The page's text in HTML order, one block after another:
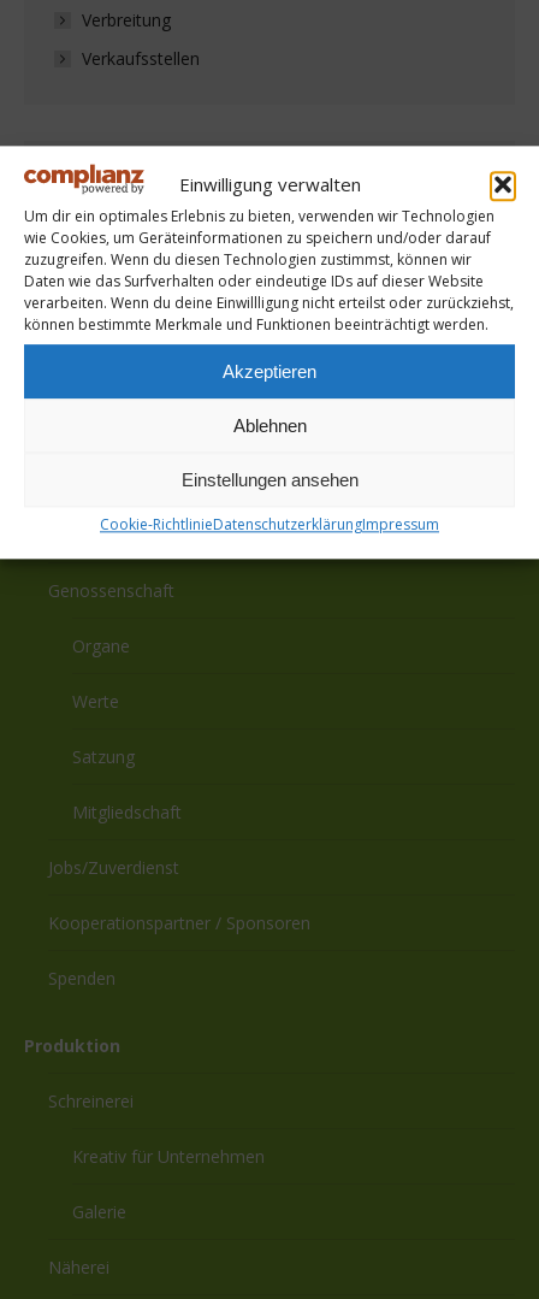
Einwilligung verwalten
Um dir ein optimales Erlebnis zu bieten, verwenden wir Technologien
wie Cookies, um Geräteinformationen zu speichern und/oder darauf
zuzugreifen. Wenn du diesen Technologien zustimmst, können wir
Daten wie das Surfverhalten oder eindeutige IDs auf dieser Website
verarbeiten. Wenn du deine Einwillligung nicht erteilst oder zurückziehst,
können bestimmte Merkmale und Funktionen beeinträchtigt werden.
Akzeptieren
Ablehnen
Einstellungen ansehen
Cookie-RichtlinieDatenschutzerklärungImpressum
Verbreitung
Verkaufsstellen
Chronologisch
2026
2025
2024
Über uns
Genossenschaft
Organe
Werte
Satzung
Mitgliedschaft
Jobs/Zuverdienst
Kooperationspartner / Sponsoren
Spenden
Produktion
Schreinerei
Kreativ für Unternehmen
Galerie
Näherei